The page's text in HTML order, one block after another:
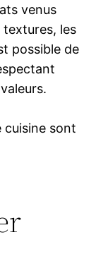
venus
textures, les
possible de
cuisine sont